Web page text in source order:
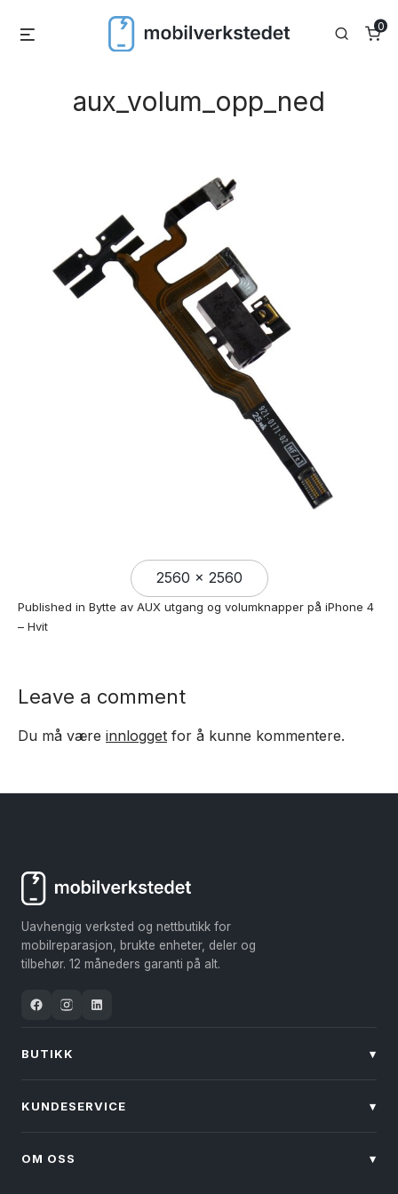
Search
0
aux_volum_opp_ned
Full
size
2560 × 2560
Published in Bytte av AUX utgang og volumknapper på iPhone 4
– Hvit
Leave a comment
Du må være innlogget for å kunne kommentere.
Uavhengig verksted og nettbutikk for
mobilreparasjon, brukte enheter, deler og
tilbehør. 12 måneders garanti på alt.
BUTIKK ▾
KUNDESERVICE ▾
OM OSS ▾